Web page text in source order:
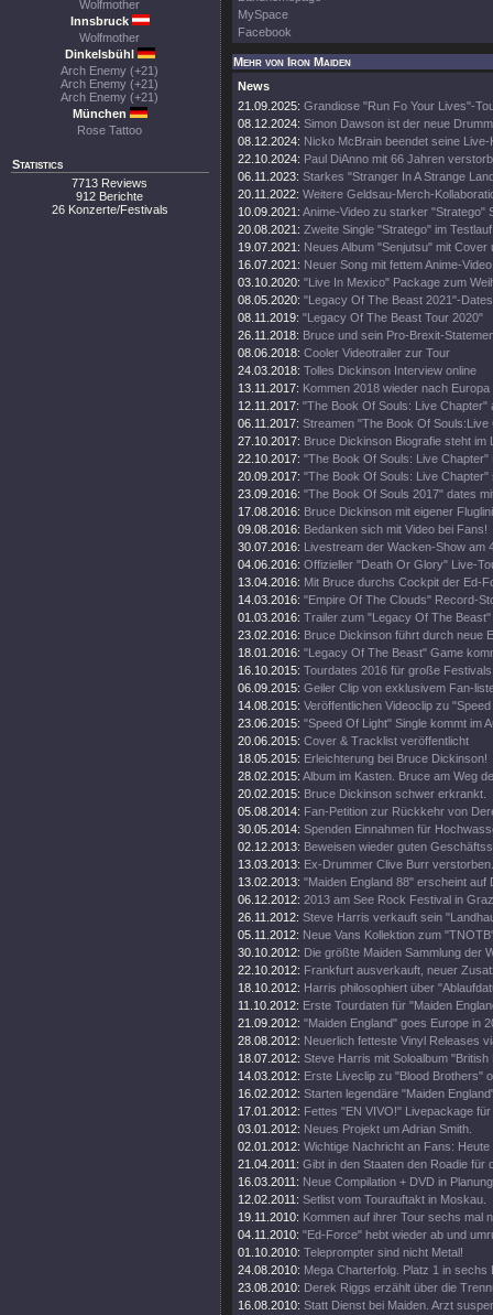
Wolfmother
Innsbruck
Wolfmother
Dinkelsbühl
Arch Enemy (+21)
Arch Enemy (+21)
Arch Enemy (+21)
München
Rose Tattoo
Statistics
7713 Reviews
912 Berichte
26 Konzerte/Festivals
MySpace
Facebook
Mehr von Iron Maiden
News
21.09.2025: Grandiose "Run Fo Your Lives"-
08.12.2024: Simon Dawson ist der neue
08.12.2024: Nicko McBrain beendet seine Live-
22.10.2024: Paul DiAnno mit 66 Jahren
06.11.2023: Starkes "Stranger In A Strange
20.11.2022: Weitere Geldsau-Merch-
10.09.2021: Anime-Video zu starker "Stratego"
20.08.2021: Zweite Single "Stratego" im Testlauf
19.07.2021: Neues Album "Senjutsu" mit Cover
16.07.2021: Neuer Song mit fettem Anime-Video
03.10.2020: "Live In Mexico" Package zum
08.05.2020: "Legacy Of The Beast 2021"-Dates
08.11.2019: "Legacy Of The Beast Tour 2020"
26.11.2018: Bruce und sein Pro-Brexit-
08.06.2018: Cooler Videotrailer zur Tour
24.03.2018: Tolles Dickinson Interview online
13.11.2017: Kommen 2018 wieder nach Europa
12.11.2017: "The Book Of Souls: Live Chapter"
06.11.2017: Streamen "The Book Of Souls:Live
27.10.2017: Bruce Dickinson Biografie steht im
22.10.2017: "The Book Of Souls: Live Chapter"
20.09.2017: "The Book Of Souls: Live Chapter"
23.09.2016: "The Book Of Souls 2017" dates
17.08.2016: Bruce Dickinson mit eigener
09.08.2016: Bedanken sich mit Video bei Fans!
30.07.2016: Livestream der Wacken-Show am
04.06.2016: Offizieller "Death Or Glory" Live-
13.04.2016: Mit Bruce durchs Cockpit der Ed-
14.03.2016: "Empire Of The Clouds" Record-
01.03.2016: Trailer zum "Legacy Of The Beast"
23.02.2016: Bruce Dickinson führt durch neue
18.01.2016: "Legacy Of The Beast" Game
16.10.2015: Tourdates 2016 für große
06.09.2015: Geiler Clip von exklusivem Fan-
14.08.2015: Veröffentlichen Videoclip zu
23.06.2015: "Speed Of Light" Single kommt im
20.06.2015: Cover & Tracklist veröffentlicht
18.05.2015: Erleichterung bei Bruce Dickinson!
28.02.2015: Album im Kasten. Bruce am Weg
20.02.2015: Bruce Dickinson schwer erkrankt.
05.08.2014: Fan-Petition zur Rückkehr von
30.05.2014: Spenden Einnahmen für
02.12.2013: Beweisen wieder guten
13.03.2013: Ex-Drummer Clive Burr verstorben.
13.02.2013: "Maiden England 88" erscheint auf
06.12.2012: 2013 am See Rock Festival in Graz
26.11.2012: Steve Harris verkauft sein
05.11.2012: Neue Vans Kollektion zum
30.10.2012: Die größte Maiden Sammlung der
22.10.2012: Frankfurt ausverkauft, neuer
18.10.2012: Harris philosophiert über
11.10.2012: Erste Tourdaten für "Maiden
21.09.2012: "Maiden England" goes Europe in
28.08.2012: Neuerlich fetteste Vinyl Releases
18.07.2012: Steve Harris mit Soloalbum "British
14.03.2012: Erste Liveclip zu "Blood Brothers"
16.02.2012: Starten legendäre "Maiden
17.01.2012: Fettes "EN VIVO!" Livepackage
03.01.2012: Neues Projekt um Adrian Smith.
02.01.2012: Wichtige Nachricht an Fans: Heute
21.04.2011: Gibt in den Staaten den Roadie für
16.03.2011: Neue Compilation + DVD in
12.02.2011: Setlist vom Tourauftakt in Moskau.
19.11.2010: Kommen auf ihrer Tour sechs mal
04.11.2010: "Ed-Force" hebt wieder ab und
01.10.2010: Teleprompter sind nicht Metal!
24.08.2010: Mega Charterfolg. Platz 1 in sechs
23.08.2010: Derek Riggs erzählt über die
16.08.2010: Statt Dienst bei Maiden. Arzt